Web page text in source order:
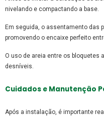
nivelando e compactando a base.
Em seguida, o assentamento das
promovendo o encaixe perfeito
O uso de areia entre os bloquetes
desníveis.
Cuidados e Manutenção
Após a instalação, é importante